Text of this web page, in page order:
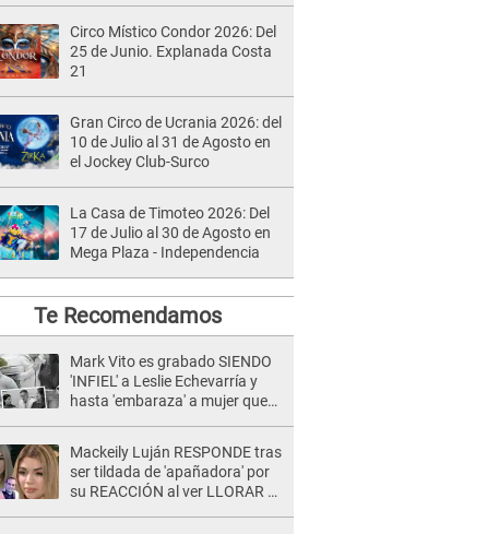
Circo Místico Condor 2026: Del
25 de Junio. Explanada Costa
21
Gran Circo de Ucrania 2026: del
10 de Julio al 31 de Agosto en
el Jockey Club-Surco
La Casa de Timoteo 2026: Del
17 de Julio al 30 de Agosto en
Mega Plaza - Independencia
Te Recomendamos
Mark Vito es grabado SIENDO
'INFIEL' a Leslie Echevarría y
hasta 'embaraza' a mujer que
Mackeily Luján RESPONDE tras
ser tildada de 'apañadora' por
su REACCIÓN al ver LLORAR a